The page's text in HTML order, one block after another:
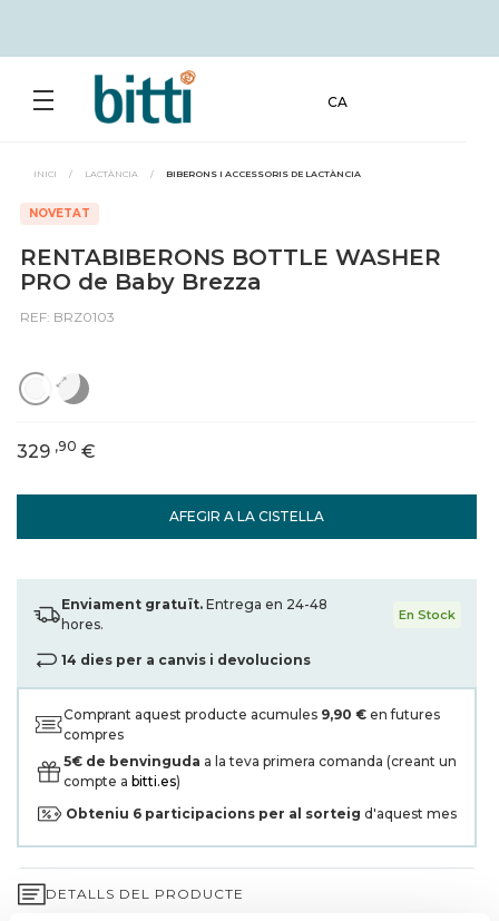
CA
INICI / LACTÀNCIA / BIBERONS I ACCESSORIS DE LACTÀNCIA
NOVETAT
RENTABIBERONS BOTTLE WASHER
PRO de Baby Brezza
REF: BRZ0103
AFEGIR A LA CISTELLA
329 ,90 €
Enviament gratuït. Entrega en 24-48
hores.
En Stock
14 dies per a canvis i devolucions
Comprant aquest producte acumules 9,90 € en futures
compres
5€ de benvinguda a la teva primera comanda (creant un
compte a bitti.es)
Obteniu 6 participacions per al sorteig d'aquest mes
DETALLS DEL PRODUCTE